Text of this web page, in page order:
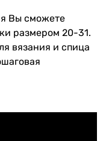
Вы сможете
размером 20-31.
вязания и спица